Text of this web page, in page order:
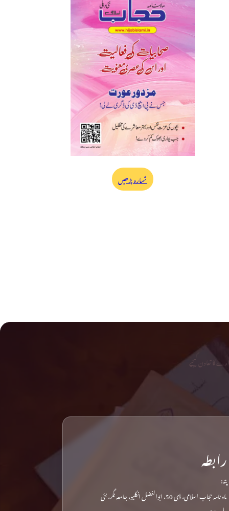
شمارہ پڑھیں
کا تعاون کیجیے
رابطہ
پتہ:
ماہ نامہ حجاب اسلامی، ڈی 50، ابوالفضل انکلیو، جامعہ نگر، نئی